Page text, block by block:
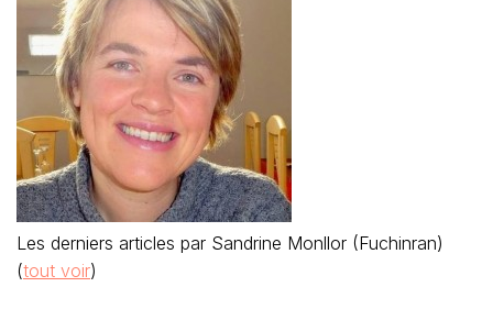
Les derniers articles par Sandrine Monllor (Fuchinran)
(tout voir)